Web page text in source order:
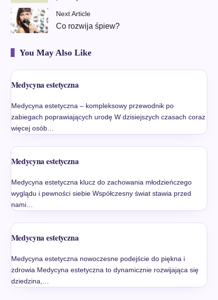
Next Article
Co rozwija śpiew?
You May Also Like
Medycyna estetyczna
Medycyna estetyczna – kompleksowy przewodnik po
zabiegach poprawiających urodę W dzisiejszych czasach coraz
więcej osób…
Medycyna estetyczna
Medycyna estetyczna klucz do zachowania młodzieńczego
wyglądu i pewności siebie Współczesny świat stawia przed
nami…
Medycyna estetyczna
Medycyna estetyczna nowoczesne podejście do piękna i
zdrowia Medycyna estetyczna to dynamicznie rozwijająca się
dziedzina,…